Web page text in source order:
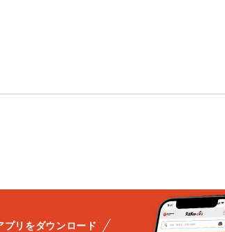
プリをダウンロード